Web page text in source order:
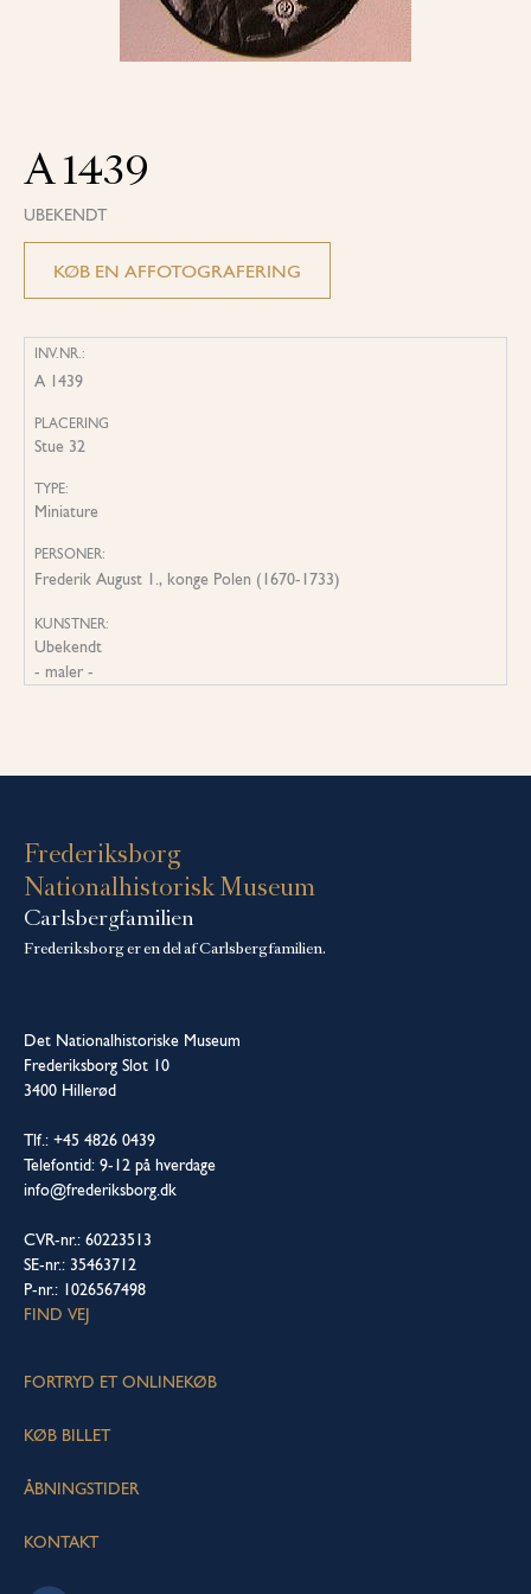
A 1439
UBEKENDT
KØB EN AFFOTOGRAFERING
INV.NR.:
A 1439
PLACERING
Stue 32
TYPE:
Miniature
PERSONER:
Frederik August 1., konge Polen (1670-1733)
KUNSTNER:
Ubekendt
- maler -
Frederiksborg
Nationalhistorisk Museum
Carlsbergfamilien
Frederiksborg er en del af Carlsbergfamilien.
Det Nationalhistoriske Museum
Frederiksborg Slot 10
3400 Hillerød
Tlf.: +45 4826 0439
Telefontid: 9-12 på hverdage
info@frederiksborg.dk
CVR-nr.: 60223513
SE-nr.: 35463712
P-nr.: 1026567498
FIND VEJ
FORTRYD ET ONLINEKØB
KØB BILLET
ÅBNINGSTIDER
KONTAKT